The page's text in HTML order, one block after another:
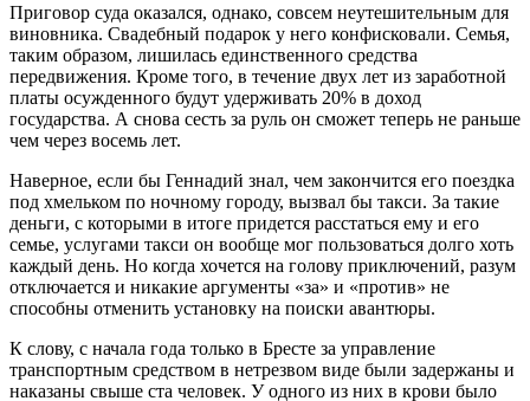
Приговор суда оказался, однако, совсем неутешительным для
виновника. Свадебный подарок у него конфисковали. Семья,
таким образом, лишилась единственного средства
передвижения. Кроме того, в течение двух лет из заработной
платы осужденного будут удерживать 20% в доход
государства. А снова сесть за руль он сможет теперь не раньше
чем через восемь лет.
Наверное, если бы Геннадий знал, чем закончится его поездка
под хмельком по ночному городу, вызвал бы такси. За такие
деньги, с которыми в итоге придется расстаться ему и его
семье, услугами такси он вообще мог пользоваться долго хоть
каждый день. Но когда хочется на голову приключений, разум
отключается и никакие аргументы «за» и «против» не
способны отменить установку на поиски авантюры.
К слову, с начала года только в Бресте за управление
транспортным средством в нетрезвом виде были задержаны и
наказаны свыше ста человек. У одного из них в крови было